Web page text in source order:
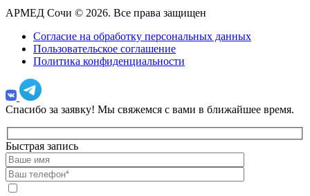
АРМЕД Сочи © 2026. Все права защищен
Согласие на обработку персональных данных
Пользовательское соглашение
Политика конфиденциальности
Спасибо за заявку! Мы свяжемся с вами в ближайшее время.
Быстрая запись